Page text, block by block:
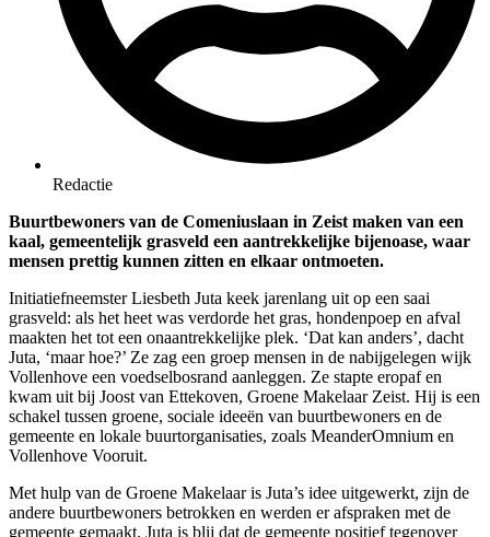
Redactie
Buurtbewoners van de Comeniuslaan in Zeist maken van een
kaal, gemeentelijk grasveld een aantrekkelijke bijenoase, waar
mensen prettig kunnen zitten en elkaar ontmoeten.
Initiatiefneemster Liesbeth Juta keek jarenlang uit op een saai
grasveld: als het heet was verdorde het gras, hondenpoep en afval
maakten het tot een onaantrekkelijke plek. ‘Dat kan anders’, dacht
Juta, ‘maar hoe?’ Ze zag een groep mensen in de nabijgelegen wijk
Vollenhove een voedselbosrand aanleggen. Ze stapte eropaf en
kwam uit bij Joost van Ettekoven, Groene Makelaar Zeist. Hij is een
schakel tussen groene, sociale ideeën van buurtbewoners en de
gemeente en lokale buurtorganisaties, zoals MeanderOmnium en
Vollenhove Vooruit.
Met hulp van de Groene Makelaar is Juta’s idee uitgewerkt, zijn de
andere buurtbewoners betrokken en werden er afspraken met de
gemeente gemaakt. Juta is blij dat de gemeente positief tegenover